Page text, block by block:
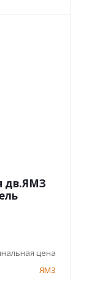
дв.ЯМЗ
цена
ЯМЗ